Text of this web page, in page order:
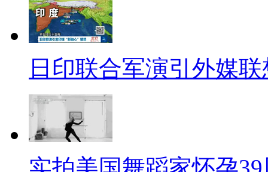
阳市网络新闻发言人，“你能不
为“绵阳网络发言人”的用户回帖
我反复展阅，应该属于内部家
不回家，这事居然找上了组织
稽，但其中暴露的问题，却值
情况，一是确实由于工作岗位特
来不忙，不回家是在做工作以
日印联合军演引外媒联